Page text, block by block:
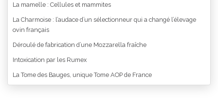
La mamelle : Cellules et mammites
La Charmoise : l’audace d’un sélectionneur qui a changé l’élevage
ovin français
Déroulé de fabrication d’une Mozzarella fraîche
Intoxication par les Rumex
La Tome des Bauges, unique Tome AOP de France